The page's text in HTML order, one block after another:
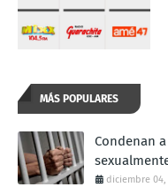
MÁS POPULARES
Condenan
diciembre 04,